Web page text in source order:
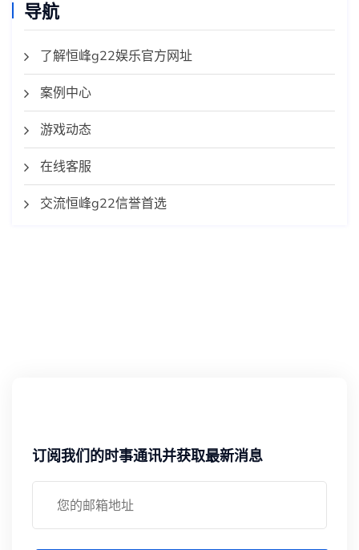
导航
了解恒峰g22娱乐官方网址
案例中心
游戏动态
在线客服
交流恒峰g22信誉首选
订阅我们的时事通讯并获取最新消息